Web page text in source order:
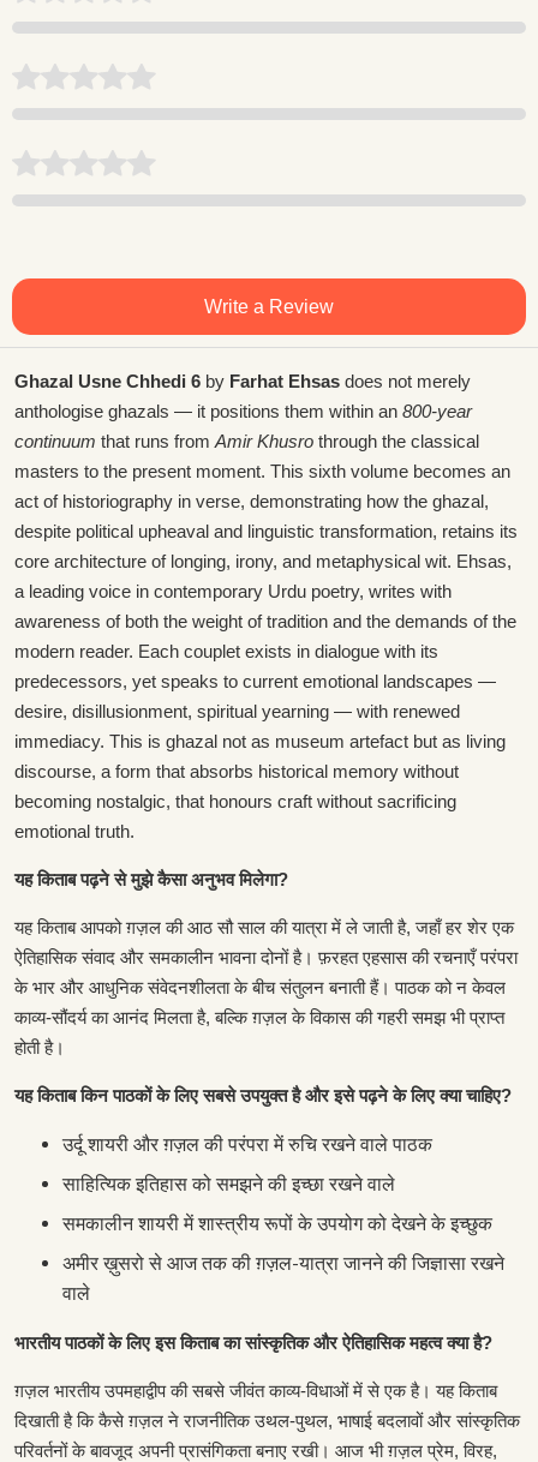
Write a Review
Ghazal Usne Chhedi 6 by Farhat Ehsas does not merely
anthologise ghazals — it positions them within an 800-year
continuum that runs from Amir Khusro through the classical
masters to the present moment. This sixth volume becomes an
act of historiography in verse, demonstrating how the ghazal,
despite political upheaval and linguistic transformation, retains its
core architecture of longing, irony, and metaphysical wit. Ehsas,
a leading voice in contemporary Urdu poetry, writes with
awareness of both the weight of tradition and the demands of the
modern reader. Each couplet exists in dialogue with its
predecessors, yet speaks to current emotional landscapes —
desire, disillusionment, spiritual yearning — with renewed
immediacy. This is ghazal not as museum artefact but as living
discourse, a form that absorbs historical memory without
becoming nostalgic, that honours craft without sacrificing
emotional truth.
यह किताब पढ़ने से मुझे कैसा अनुभव मिलेगा?
यह किताब आपको ग़ज़ल की आठ सौ साल की यात्रा में ले जाती है, जहाँ हर शेर एक
ऐतिहासिक संवाद और समकालीन भावना दोनों है। फ़रहत एहसास की रचनाएँ परंपरा
के भार और आधुनिक संवेदनशीलता के बीच संतुलन बनाती हैं। पाठक को न केवल
काव्य-सौंदर्य का आनंद मिलता है, बल्कि ग़ज़ल के विकास की गहरी समझ भी प्राप्त
होती है।
यह किताब किन पाठकों के लिए सबसे उपयुक्त है और इसे पढ़ने के लिए क्या चाहिए?
उर्दू शायरी और ग़ज़ल की परंपरा में रुचि रखने वाले पाठक
साहित्यिक इतिहास को समझने की इच्छा रखने वाले
समकालीन शायरी में शास्त्रीय रूपों के उपयोग को देखने के इच्छुक
अमीर ख़ुसरो से आज तक की ग़ज़ल-यात्रा जानने की जिज्ञासा रखने
वाले
भारतीय पाठकों के लिए इस किताब का सांस्कृतिक और ऐतिहासिक महत्व क्या है?
ग़ज़ल भारतीय उपमहाद्वीप की सबसे जीवंत काव्य-विधाओं में से एक है। यह किताब
दिखाती है कि कैसे ग़ज़ल ने राजनीतिक उथल-पुथल, भाषाई बदलावों और सांस्कृतिक
परिवर्तनों के बावजूद अपनी प्रासंगिकता बनाए रखी। आज भी ग़ज़ल प्रेम, विरह,